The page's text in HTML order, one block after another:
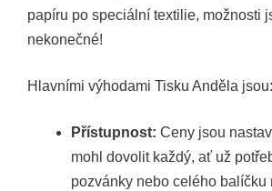
papíru po speciální textilie, možnosti
nekonečné!
Hlavními výhodami Tisku Anděla jsou:
Přístupnost: Ceny jsou
mohl dovolit každý, ať už
pozvánky nebo celého balíčku